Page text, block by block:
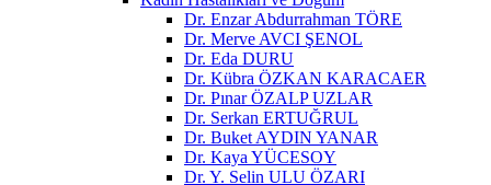
Dr. Enzar Abdurrahman TÖRE
Dr. Merve AVCI ŞENOL
Dr. Eda DURU
Dr. Kübra ÖZKAN KARACAER
Dr. Pınar ÖZALP UZLAR
Dr. Serkan ERTUĞRUL
Dr. Buket AYDIN YANAR
Dr. Kaya YÜCESOY
Dr. Y. Selin ULU ÖZARI